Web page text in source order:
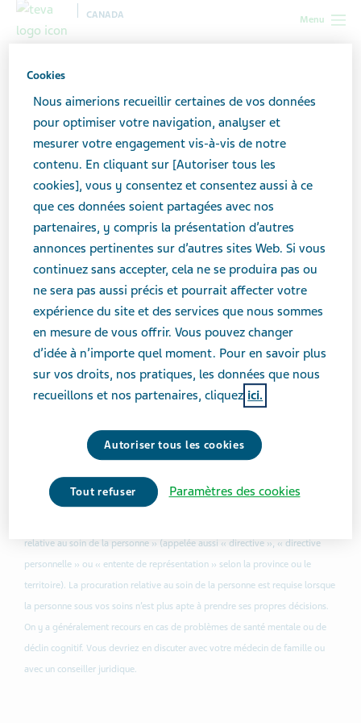
Menu
CANADA
Formulaires de procuration
Pour agir au nom d’une autre personne, par exemple à
la pharmacie ou à la banque, vous devez obtenir son
consentement écrit.
Bien que la personne sous vos soins puisse consentir
verbalement à ce que la pharmacie vous communique
de l’information à son sujet, nous vous recommandons
d’obtenir ce consentement par écrit, afin que vous
puissiez l’utiliser dans différents contextes.
Les provinces et territoires suivants ont créé des
modèles téléchargeables pour vous aider à rédiger une
procuration.
relative au soin de la personne » (appelée aussi « directive », « directive
personnelle » ou « entente de représentation » selon la province ou le
territoire). La procuration relative au soin de la personne est requise lorsque
la personne sous vos soins n’est plus apte à prendre ses propres décisions.
On y a généralement recours en cas de problèmes de santé mentale ou de
déclin cognitif. Vous devriez en discuter avec votre médecin de famille ou
avec un conseiller juridique.
Cookies
Nous aimerions recueillir certaines de vos données
pour optimiser votre navigation, analyser et
mesurer votre engagement vis-à-vis de notre
contenu. En cliquant sur [Autoriser tous les
cookies], vous y consentez et consentez aussi à ce
que ces données soient partagées avec nos
partenaires, y compris la présentation d’autres
annonces pertinentes sur d’autres sites Web. Si vous
continuez sans accepter, cela ne se produira pas ou
ne sera pas aussi précis et pourrait affecter votre
expérience du site et des services que nous sommes
en mesure de vous offrir. Vous pouvez changer
d’idée à n’importe quel moment. Pour en savoir plus
sur vos droits, nos pratiques, les données que nous
recueillons et nos partenaires, cliquez ici.
Autoriser tous les cookies
Tout refuser Paramètres des cookies